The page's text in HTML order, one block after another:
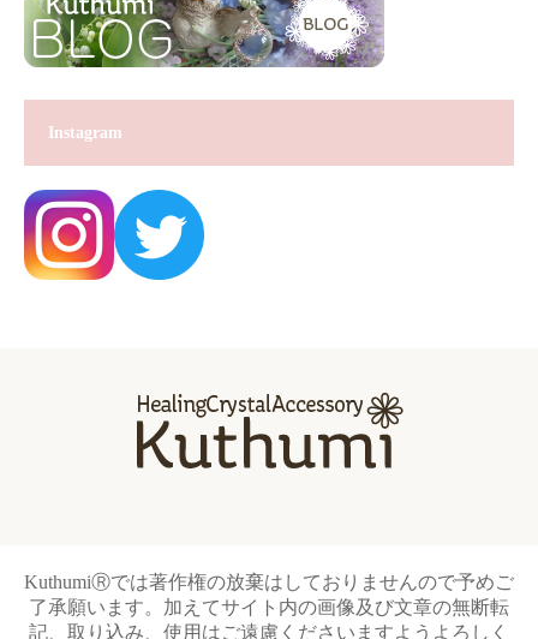
Instagram
KuthumiⓇでは著作権の放棄はしておりませんので予めご
了承願います。加えてサイト内の画像及び文章の無断転
記、取り込み、使用はご遠慮くださいますようよろしく